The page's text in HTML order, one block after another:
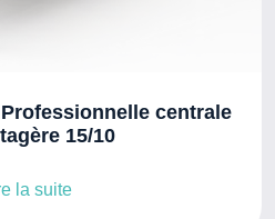
centrale
15/10
la suite